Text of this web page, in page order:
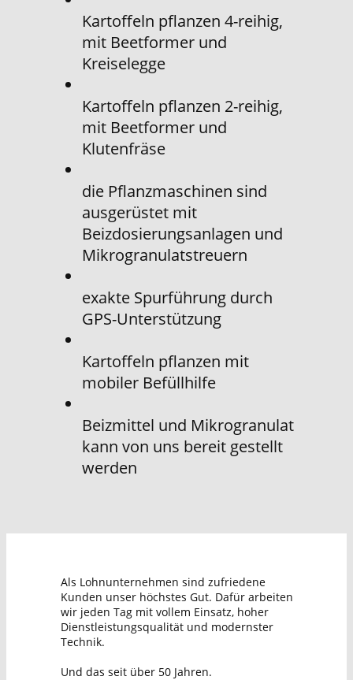
Kartoffeln pflanzen 4-reihig,
mit Beetformer und
Kreiselegge
Kartoffeln pflanzen 2-reihig,
mit Beetformer und
Klutenfräse
die Pflanzmaschinen sind
ausgerüstet mit
Beizdosierungsanlagen und
Mikrogranulatstreuern
exakte Spurführung durch
GPS-Unterstützung
Kartoffeln pflanzen mit
mobiler Befüllhilfe
Beizmittel und Mikrogranulat
kann von uns bereit gestellt
werden
Als Lohnunternehmen sind zufriedene
Kunden unser höchstes Gut. Dafür arbeiten
wir jeden Tag mit vollem Einsatz, hoher
Dienstleistungsqualität und modernster
Technik.
Und das seit über 50 Jahren.